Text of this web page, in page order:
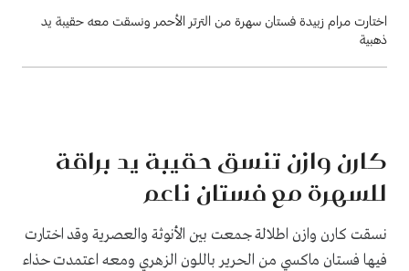
اختارت مرام زبيدة فستان سهرة من الترتر الأحمر ونسقت معه حقيبة يد
ذهبية
كارن وازن تنسق حقيبة يد براقة
للسهرة مع فستان ناعم
نسقت كارن وازن اطلالة جمعت بين الأنوثة والعصرية وقد اختارت
فيها فستان ماكسي من الحرير باللون الزهري ومعه اعتمدت حذاء